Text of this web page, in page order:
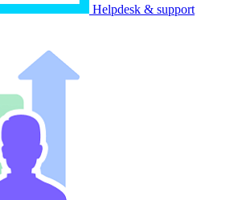
Helpdesk & support